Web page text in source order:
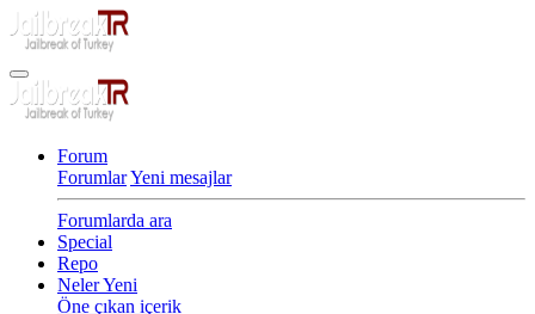
Forum
ForumlarYeni mesajlar
Forumlarda ara
Special
Repo
Neler Yeni
Öne çıkan içerik